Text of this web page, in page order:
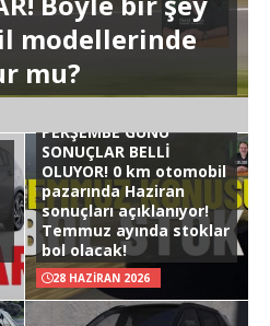
modellerinde
mu?
PERŞEMBE GÜNÜ
SONUÇLAR BELLİ
OLUYOR! 0 km otomobil
pazarında Haziran
sonuçları açıklanıyor!
Temmuz ayında stoklar
bol olacak!
28 HAZIRAN 2026